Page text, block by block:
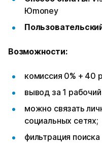
Юmoney
Возможности:
комиссия 0% + 40
вывод за 1
можно связать
социальных сетях;
фильтрация